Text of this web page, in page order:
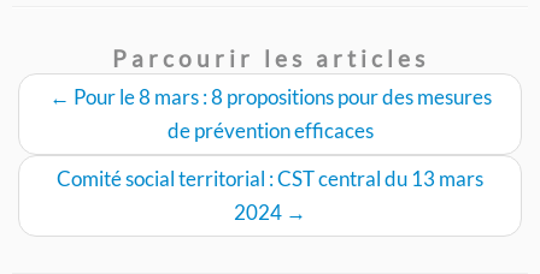
Parcourir les articles
← Pour le 8 mars : 8 propositions pour des mesures
de prévention efficaces
Comité social territorial : CST central du 13 mars
2024 →